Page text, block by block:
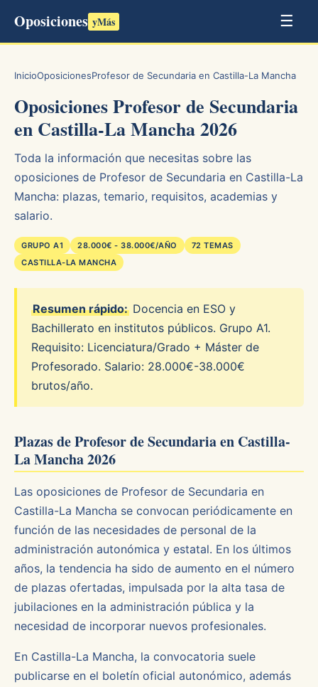
Oposiciones yMás ☰
InicioOposicionesProfesor de Secundaria en Castilla-La Mancha
Oposiciones Profesor de Secundaria
en Castilla-La Mancha 2026
Toda la información que necesitas sobre las
oposiciones de Profesor de Secundaria en Castilla-La
Mancha: plazas, temario, requisitos, academias y
salario.
GRUPO A1 28.000€ - 38.000€/AÑO
72 TEMAS
CASTILLA-LA MANCHA
Resumen rápido: Docencia en ESO y
Bachillerato en institutos públicos. Grupo A1.
Requisito: Licenciatura/Grado + Máster de
Profesorado. Salario: 28.000€-38.000€
brutos/año.
Plazas de Profesor de Secundaria en Castilla-
La Mancha 2026
Las oposiciones de Profesor de Secundaria en
Castilla-La Mancha se convocan periódicamente en
función de las necesidades de personal de la
administración autonómica y estatal. En los últimos
años, la tendencia ha sido de aumento en el número
de plazas ofertadas, impulsada por la alta tasa de
jubilaciones en la administración pública y la
necesidad de incorporar nuevos profesionales.
En Castilla-La Mancha, la convocatoria suele
publicarse en el boletín oficial autonómico, además